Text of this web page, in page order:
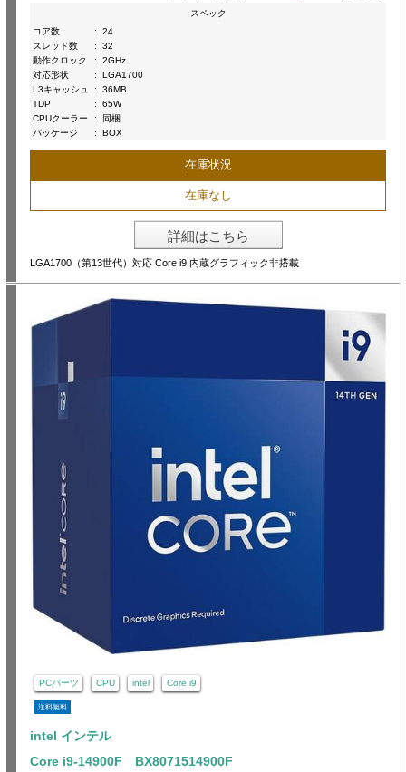
スペック
コア数
:
24
スレッド数
:
32
動作クロック
:
2GHz
対応形状
:
LGA1700
L3キャッシュ
:
36MB
TDP
:
65W
CPUクーラー
:
同梱
パッケージ
: BOX
在庫状況
在庫なし
詳細はこちら
LGA1700（第13世代）対応 Core i9 内蔵グラフィック非搭載
PCパーツ CPU intel Core i9
送料無料
intel インテル
Core i9-14900F BX8071514900F